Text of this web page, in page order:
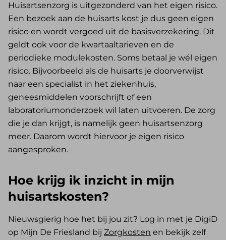
Huisartsenzorg is uitgezonderd van het eigen risico.
Een bezoek aan de huisarts kost je dus geen eigen
risico en wordt vergoed uit de basisverzekering. Dit
geldt ook voor de kwartaaltarieven en de
periodieke modulekosten. Soms betaal je wél eigen
risico. Bijvoorbeeld als de huisarts je doorverwijst
naar een specialist in het ziekenhuis,
geneesmiddelen voorschrijft of een
laboratoriumonderzoek wil laten uitvoeren. De zorg
die je dan krijgt, is namelijk geen huisartsenzorg
meer. Daarom wordt hiervoor je eigen risico
aangesproken.
Hoe krijg ik inzicht in mijn
huisartskosten?
Nieuwsgierig hoe het bij jou zit? Log in met je DigiD
op Mijn De Friesland bij Zorgkosten en bekijk zelf